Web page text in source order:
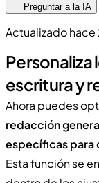
Preguntar a la IA
Actualizado hace
escritura y
Ahora puedes
redacción
específicas para
Esta función se